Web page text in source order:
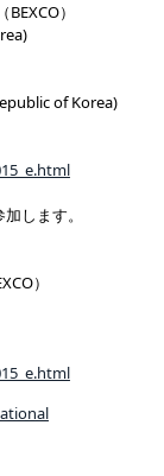
）
of Korea)
します。
）